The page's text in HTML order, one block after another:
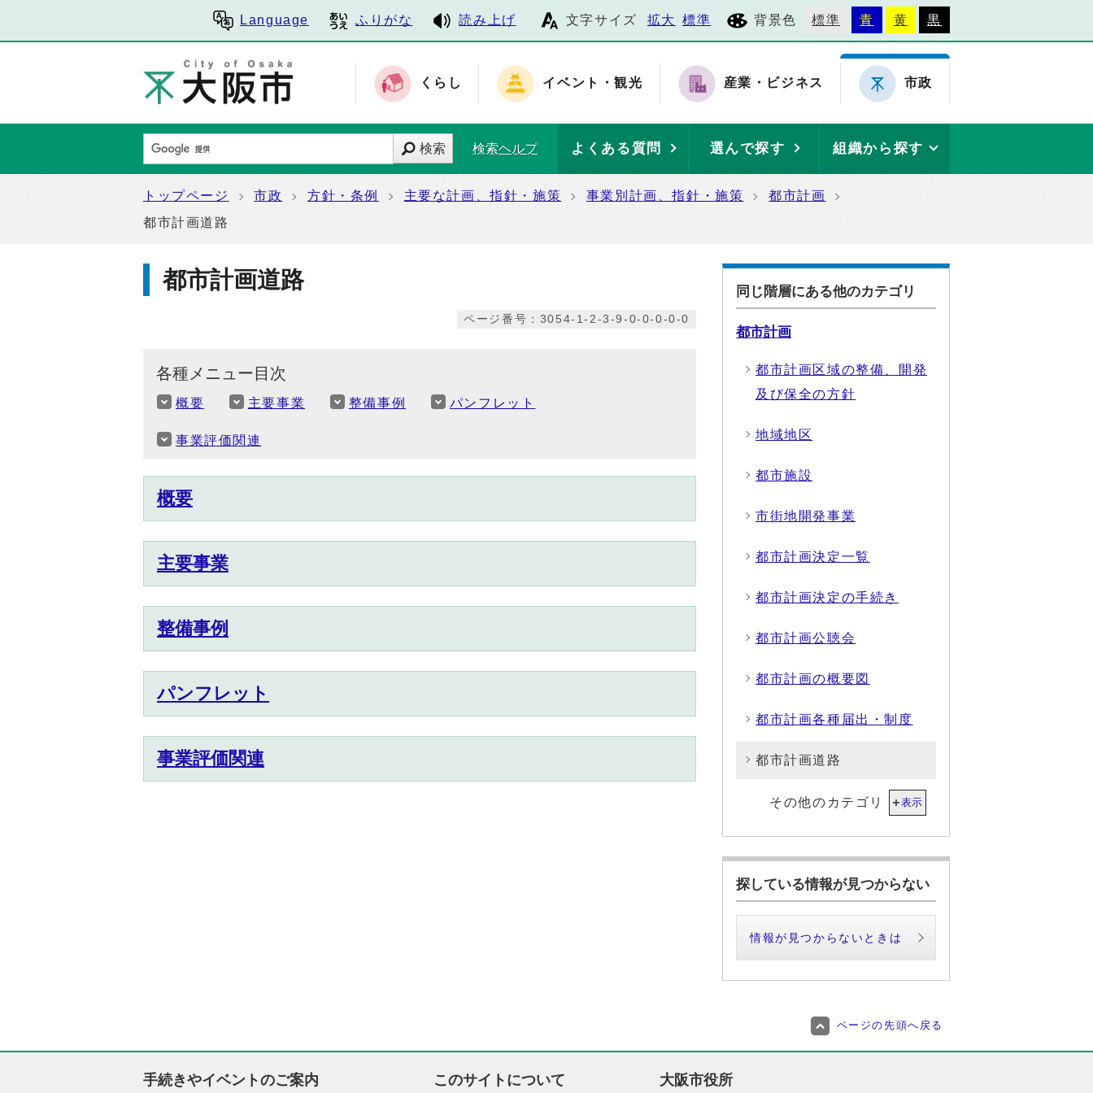
Language ふりがな 読み上げ 文字サイズ 拡大 標準 背景色 標準 青 黄 黒
くらし イベント・観光 産業・ビジネス 市政
検索 検索ヘルプ よくある質問 選んで探す 組織から探す
トップページ 市政 方針・条例 主要な計画、指針・施策 事業別計画、指針・施策
都市計画
都市計画道路
都市計画道路
ページ番号：3054-1-2-3-9-0-0-0-0-0
各種メニュー目次
概要 主要事業 整備事例 パンフレット
事業評価関連
概要
主要事業
整備事例
パンフレット
事業評価関連
同じ階層にある他のカテゴリ
都市計画
都市計画区域の整備、開発
及び保全の方針
地域地区
都市施設
市街地開発事業
都市計画決定一覧
都市計画決定の手続き
都市計画公聴会
都市計画の概要図
都市計画各種届出・制度
都市計画道路
その他のカテゴリ 表示
探している情報が見つからない
情報が見つからないときは
ページの先頭へ戻る
手続きやイベントのご案内 このサイトについて 大阪市役所